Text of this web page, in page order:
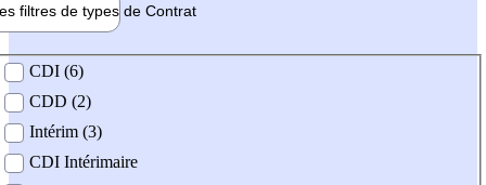
filtres de types de Contrat
contrat
CDI (6)
CDD (2)
Intérim (3)
CDI Intérimaire